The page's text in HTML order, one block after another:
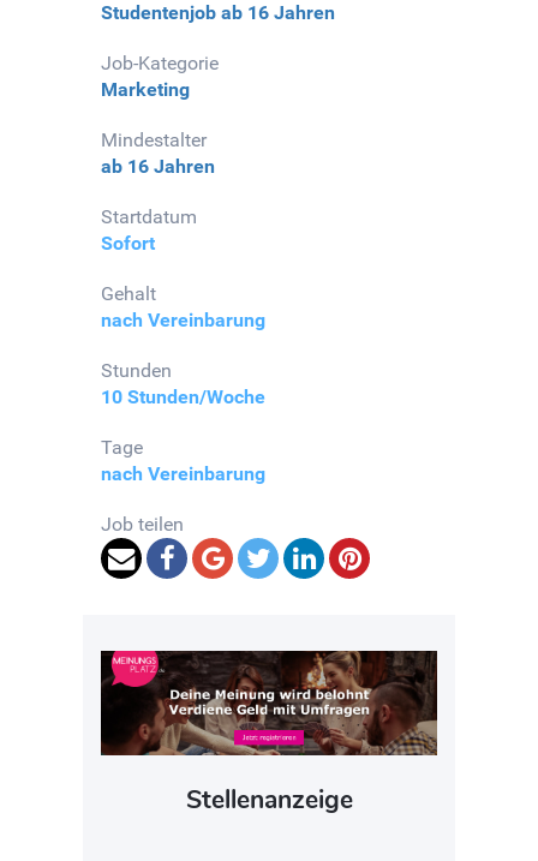
Studentenjob ab 16 Jahren
Job-Kategorie
Marketing
Mindestalter
ab 16 Jahren
Startdatum
Sofort
Gehalt
nach Vereinbarung
Stunden
10 Stunden/Woche
Tage
nach Vereinbarung
Job teilen
Stellenanzeige